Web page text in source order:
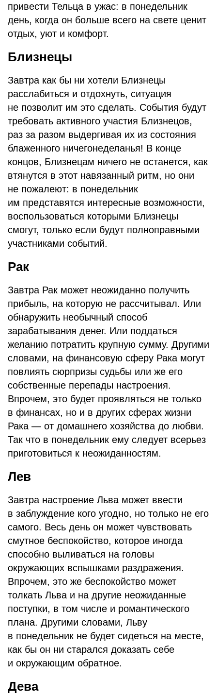
привести Тельца в ужас: в понедельник
день, когда он больше всего на свете ценит
отдых, уют и комфорт.
Близнецы
Завтра как бы ни хотели Близнецы
расслабиться и отдохнуть, ситуация
не позволит им это сделать. События будут
требовать активного участия Близнецов,
раз за разом выдергивая их из состояния
блаженного ничегонеделанья! В конце
концов, Близнецам ничего не останется, как
втянутся в этот навязанный ритм, но они
не пожалеют: в понедельник
им представятся интересные возможности,
воспользоваться которыми Близнецы
смогут, только если будут полноправными
участниками событий.
Рак
Завтра Рак может неожиданно получить
прибыль, на которую не рассчитывал. Или
обнаружить необычный способ
зарабатывания денег. Или поддаться
желанию потратить крупную сумму. Другими
словами, на финансовую сферу Рака могут
повлиять сюрпризы судьбы или же его
собственные перепады настроения.
Впрочем, это будет проявляться не только
в финансах, но и в других сферах жизни
Рака — от домашнего хозяйства до любви.
Так что в понедельник ему следует всерьез
приготовиться к неожиданностям.
Лев
Завтра настроение Льва может ввести
в заблуждение кого угодно, но только не его
самого. Весь день он может чувствовать
смутное беспокойство, которое иногда
способно выливаться на головы
окружающих вспышками раздражения.
Впрочем, это же беспокойство может
толкать Льва и на другие неожиданные
поступки, в том числе и романтического
плана. Другими словами, Льву
в понедельник не будет сидеться на месте,
как бы он ни старался доказать себе
и окружающим обратное.
Дева